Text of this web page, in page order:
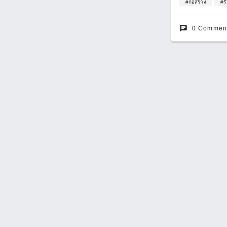
#ก่อสร้าง #รั้
chat 0